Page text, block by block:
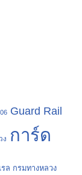
Guard Rail
ง การ์ด
รล กรมทางหลวง